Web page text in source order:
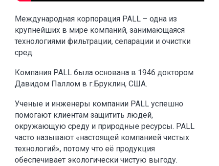
Международная корпорация PALL – одна из
крупнейших в мире компаний, занимающаяся
технологиями фильтрации, сепарации и очистки
сред.
Компания PALL была основана в 1946 доктором
Давидом Паллом в г.Бруклин, США.
Ученые и инженеры компании PALL успешно
помогают клиентам защитить людей,
окружающую среду и природные ресурсы. PALL
часто называют «настоящей компанией чистых
технологий», потому что её продукция
обеспечивает экологически чистую выгоду.